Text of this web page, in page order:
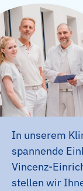
In unserem
spannende
Vincenz-
stellen wir